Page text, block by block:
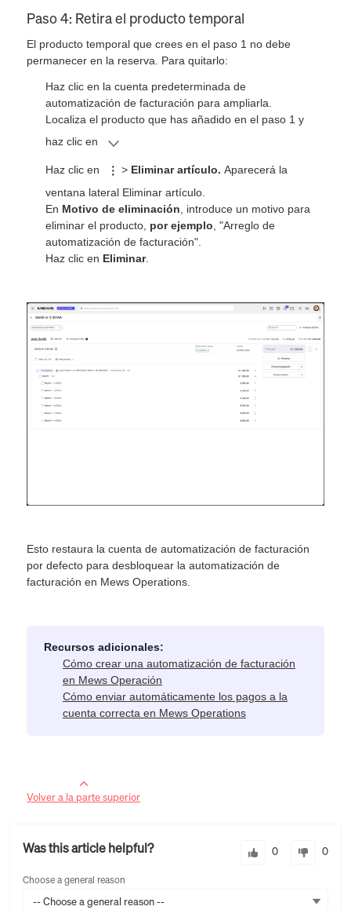
Paso 4: Retira el producto temporal
El producto temporal que crees en el paso 1 no debe
permanecer en la reserva. Para quitarlo:
Haz clic en la cuenta predeterminada de
automatización de facturación para ampliarla.
Localiza el producto que has añadido en el paso 1 y
haz clic en
Haz clic en > Eliminar artículo.Aparecerá la
ventana lateral Eliminar artículo.
En Motivo de eliminación , introduce un motivo para
eliminar el producto, por ejemplo , "Arreglo de
automatización de facturación".
Haz clic en Eliminar.
Esto restaura la cuenta de automatización de facturación
por defecto para desbloquear la automatización de
facturación en Mews Operations.
Recursos adicionales:
Cómo crear una automatización de facturación
en Mews Operación
Cómo enviar automáticamente los pagos a la
cuenta correcta en Mews Operations
Volver a la parte superior
Was this article helpful? 0 0
Choose a general reason
-- Choose a general reason --